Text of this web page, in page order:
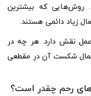
روش‌هایی که بیشترین
زیاد دائمی هستند.
عمل نقش دارد. هر چه در
شکست آن در مقطعی
رحم چقدر است؟